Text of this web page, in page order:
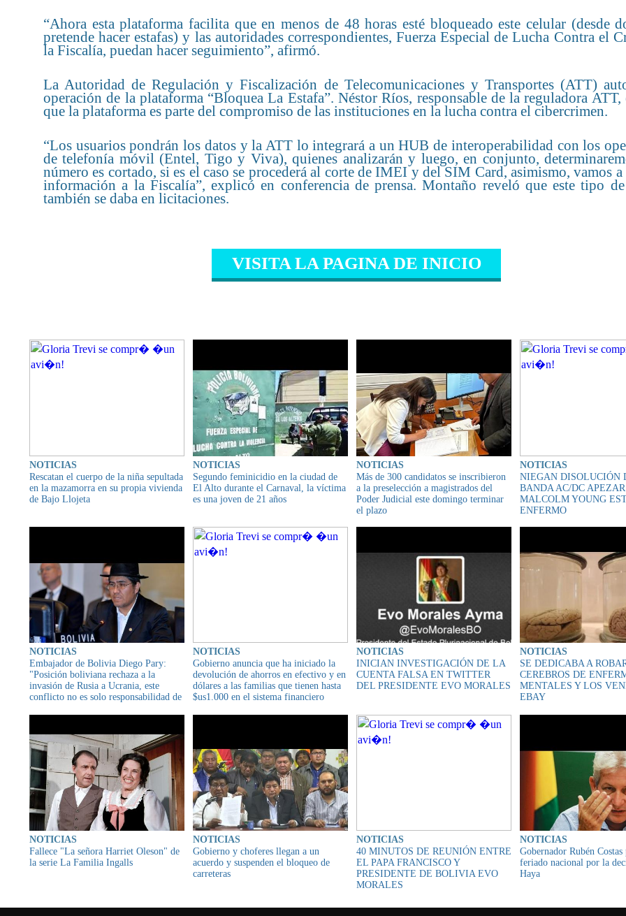
“Ahora esta plataforma facilita que en menos de 48 horas esté bloqueado este celular (desde
pretende hacer estafas) y las autoridades correspondientes, Fuerza Especial de Lucha Contra el
la Fiscalía, puedan hacer seguimiento”, afirmó.
La Autoridad de Regulación y Fiscalización de Telecomunicaciones y Transportes (ATT)
operación de la plataforma “Bloquea La Estafa”. Néstor Ríos, responsable de la reguladora
que la plataforma es parte del compromiso de las instituciones en la lucha contra el cibercrimen.
“Los usuarios pondrán los datos y la ATT lo integrará a un HUB de interoperabilidad con los
de telefonía móvil (Entel, Tigo y Viva), quienes analizarán y luego, en conjunto,
número es cortado, si es el caso se procederá al corte de IMEI y del SIM Card, asimismo, vamos
información a la Fiscalía”, explicó en conferencia de prensa. Montaño reveló que este tipo de
también se daba en licitaciones.
VISITA LA PAGINA DE INICIO
NOTICIAS
Rescatan el cuerpo de la niña sepultada
en la mazamorra en su propia vivienda
de Bajo Llojeta
NOTICIAS
Segundo feminicidio en la ciudad de
El Alto durante el Carnaval, la víctima
es una joven de 21 años
NOTICIAS
Más de 300 candidatos se inscribieron
a la preselección a magistrados del
Poder Judicial este domingo terminar
el plazo
NOTICIAS
NIEGAN DISOLUCIÓN
BANDA AC/DC
MALCOLM YOUNG
ENFERMO
NOTICIAS
Embajador de Bolivia Diego Pary:
"Posición boliviana rechaza a la
invasión de Rusia a Ucrania, este
conflicto no es solo responsabilidad de
NOTICIAS
Gobierno anuncia que ha iniciado la
devolución de ahorros en efectivo y en
dólares a las familias que tienen hasta
$us1.000 en el sistema financiero
NOTICIAS
INICIAN INVESTIGACIÓN DE LA
CUENTA FALSA EN TWITTER
DEL PRESIDENTE EVO MORALES
NOTICIAS
SE DEDICABA A
CEREBROS DE
MENTALES Y LOS
EBAY
NOTICIAS
Fallece "La señora Harriet Oleson" de
la serie La Familia Ingalls
NOTICIAS
Gobierno y choferes llegan a un
acuerdo y suspenden el bloqueo de
carreteras
NOTICIAS
40 MINUTOS DE REUNIÓN ENTRE
EL PAPA FRANCISCO Y
PRESIDENTE DE BOLIVIA EVO
MORALES
NOTICIAS
Gobernador Rubén Costas
feriado nacional por la
Haya